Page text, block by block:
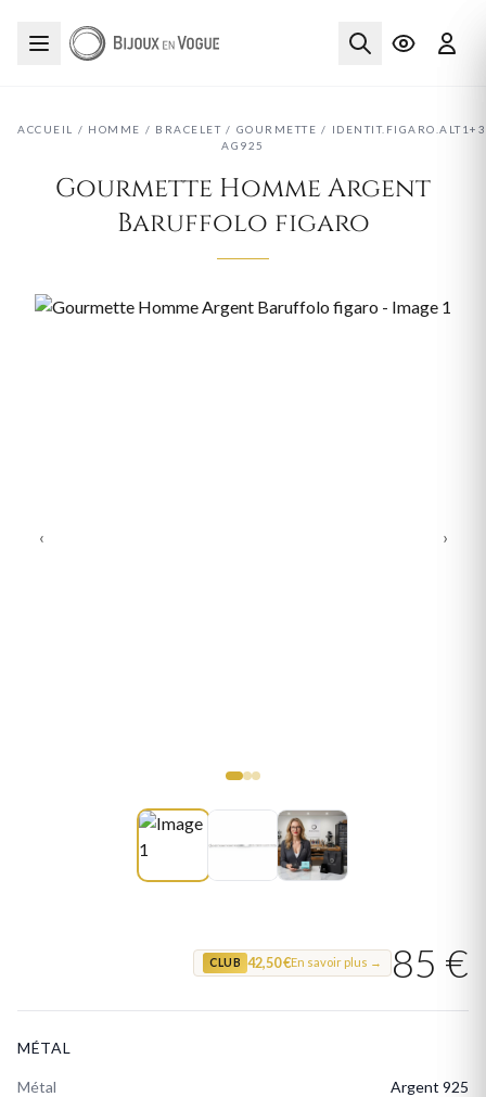
ACCUEIL / HOMME / BRACELET / GOURMETTE / IDENTIT.FIGARO.ALT1+3
AG925
Gourmette Homme Argent
Baruffolo figaro
‹ ›
CLUB 42,50 €En savoir plus → 85 €
MÉTAL
Métal
Argent 925